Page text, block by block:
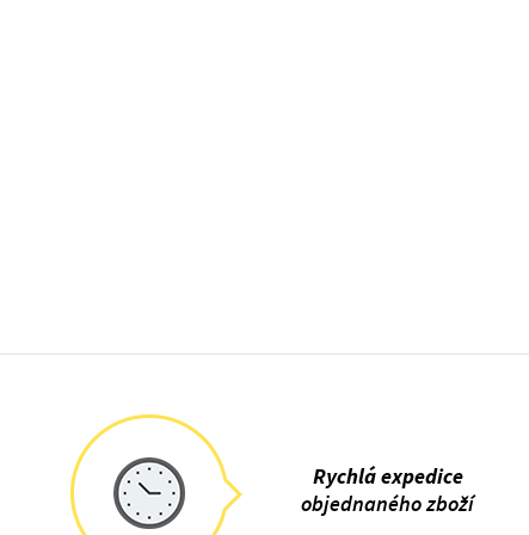
Rychlá expedice
objednaného zboží